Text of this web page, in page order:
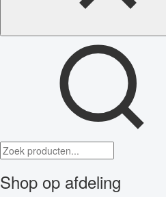
Shop op afdeling